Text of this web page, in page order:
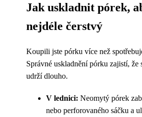
Jak uskladnit pórek,
nejdéle čerstvý
Koupili jste pórku více než
Správné uskladnění pórku zajistí, že
udrží dlouho.
V lednici: Neomytý pórek
nebo perforovaného sáčku a